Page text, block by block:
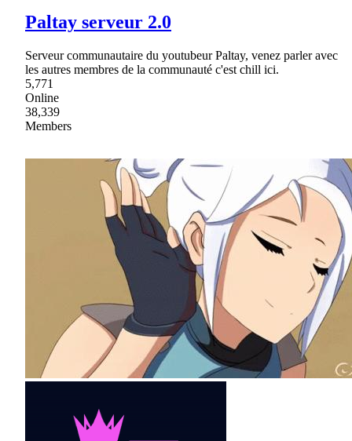
Paltay serveur 2.0
Serveur communautaire du youtubeur Paltay, venez parler avec
les autres membres de la communauté c'est chill ici.
5,771
Online
38,339
Members